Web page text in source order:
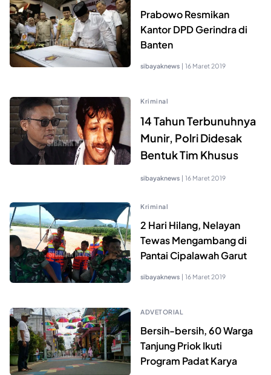
Prabowo Resmikan
Kantor DPD Gerindra di
Banten
sibayaknews | 16 Maret 2019
Kriminal
14 Tahun Terbunuhnya
Munir, Polri Didesak
Bentuk Tim Khusus
sibayaknews | 16 Maret 2019
Kriminal
2 Hari Hilang, Nelayan
Tewas Mengambang di
Pantai Cipalawah Garut
sibayaknews | 16 Maret 2019
ADVETORIAL
Bersih-bersih, 60 Warga
Tanjung Priok Ikuti
Program Padat Karya